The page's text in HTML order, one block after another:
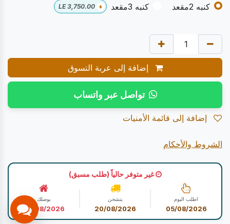
كنبه 2مقعد كنبه 3مقعد +
3,750.00
LE
إضافة إلى عربة التسوق
تواصل عبر واتساب
الشروط والأحكام
غير متوفر حالياً (طلب مسبق)
اطلب اليوم
05/08/2026
يتشحن
20/08/2026
يوصلك
20/08/2026